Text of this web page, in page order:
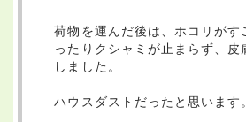
荷物を運んだ後は、ホコリがす
ったりクシャミが止まらず、皮
しました。
ハウスダストだったと思います